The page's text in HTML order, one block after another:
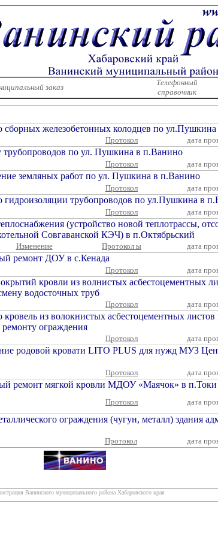
заказ
Телефонный
справочник
сборных железобетонных колодцев по
Протокол дата
трубопроводов по ул. Пушкина в п.Ванино
Протокол дата
земляных работ по ул. Пушкина в п.Ванино
Протокол дата
гидроизоляции трубопроводов по ул.Пушкина в
Протокол дата
(устройство новой теплотрассы,
Совгаванской КЭЧ) в п.Октябрьский
Изменение Протокол ы дата
ремонт ДОУ в с.Кенада
Протокол дата
кровли из волнистых асбестоцементных
водосточных труб
Протокол дата
кровель из волокнистых асбестоцементных
ограждения
Протокол дата
родовой кровати LITO PLUS для нужд МУЗ
Протокол дата
ремонт мягкой кровли МДОУ «Маячок» в п.Токи
Протокол дата
ограждения (чугун, металл) здания
Протокол дата
Ванинского муниципального района Хабаровского края